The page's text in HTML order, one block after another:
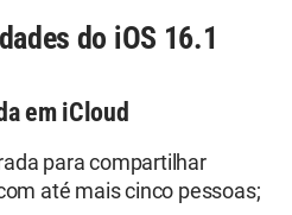
do iOS 16.1
em iCloud
para compartilhar
até mais cinco pessoas;